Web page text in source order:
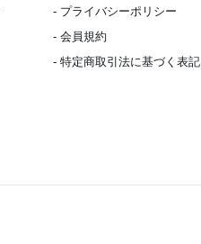
- プライバシーポリシー
- 会員規約
- 特定商取引法に基づく表記